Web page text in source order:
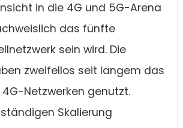
in die 4G und 5G-Arena
das fünfte
sein wird. Die
zweifellos seit langem das
Netzwerken genutzt.
Skalierung